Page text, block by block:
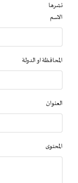
نشرها
الاسم
المحافظة او الدولة
العنوان
المحتوى